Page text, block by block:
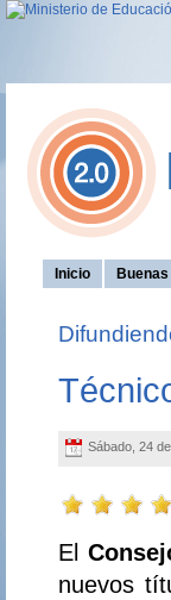
Inicio
Sábado, 24
El
nuevos